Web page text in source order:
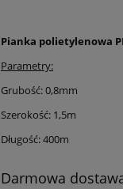
Pianka polietylenowa
Parametry:
Grubość: 0,8mm
Szerokość: 1,5m
Długość: 400m
Darmowa